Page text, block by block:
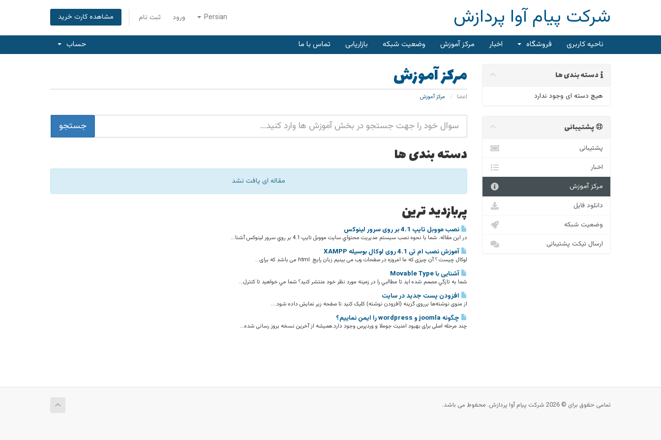
Persian ورود ثبت نام مشاهده کارت خرید شرکت پیام آوا پردازش
ناحیه کاربری فروشگاه اخبار مرکز آموزش وضعیت شبکه بازاریابی تماس با ما حساب
مرکز آموزش
اعضا مرکز آموزش
دسته بندی ها
هیچ دسته ای وجود ندارد
دسته بندی ها
مقاله ای یافت نشد
پربازدید ترین
نصب مووبل تایپ 4.1 بر روی سرور لینوکس
در اين مقاله، شما با نحوه نصب سيستم مديريت محتواي سايت مووبل تايپ 4.1 بر روي سرور لينوکس آشنا...
آموزش نصب ام تی 4.1 روی لوکال بوسیله XAMPP
لوکال چیست ؟ آن چیزی که ما امروزه در صفحات وب می بینیم زبان رایج html می باشد که برای...
آشنایی با Movable Type
شما به تازگي مصمم شده ايد تا مطالبي را در زمينه مورد نظر خود منتشر کنيد؟ شما مي خواهيد تا کنترل...
افزودن پست جدید در سایت
از منوی نوشته‌ها برروی گزینه (افزودن نوشته) کلیک کنید تا صفحه زیر نمایش داده شود....
چگونه joomla و wordpress را ایمن نماییم؟
چند مرحله اصلی برای بهبود امنیت جوملا و وردپرس وجود دارد.همیشه از آخرین نسخه بروز رسانی شده...
پشتیبانی
پشتیبانی
اخبار
مرکز آموزش
دانلود فایل
وضعیت شبکه
ارسال تیکت پشتیبانی
تمامی حقوق برای © 2026 شرکت پیام آوا پردازش. محفوط می باشد.